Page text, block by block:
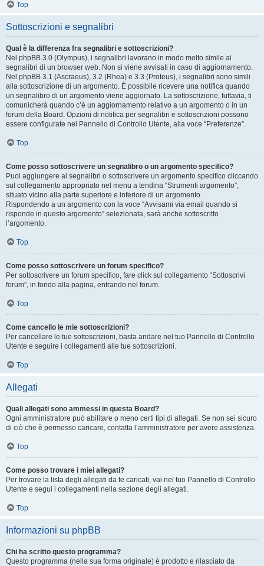
Top
Sottoscrizioni e segnalibri
Qual è la differenza fra segnalibri e sottoscrizioni?
Nel phpBB 3.0 (Olympus), i segnalibri lavorano in modo molto simile ai
segnalibri di un browser web. Non si viene avvisati in caso di aggiornamento.
Nel phpBB 3.1 (Ascraeus), 3.2 (Rhea) e 3.3 (Proteus), i segnalibri sono simili
alla sottoscrizione di un argomento. È possibile ricevere una notifica quando
un segnalibro di un argomento viene aggiornato. La sottoscrizione, tuttavia, ti
comunicherà quando c’è un aggiornamento relativo a un argomento o in un
forum della Board. Opzioni di notifica per segnalibri e sottoscrizioni possono
essere configurate nel Pannello di Controllo Utente, alla voce “Preferenze”.
Top
Come posso sottoscrivere un segnalibro o un argomento specifico?
Puoi aggiungere ai segnalibri o sottoscrivere un argomento specifico cliccando
sul collegamento appropriato nel menu a tendina “Strumenti argomento”,
situato vicino alla parte superiore e inferiore di un argomento.
Rispondendo a un argomento con la voce “Avvisami via email quando si
risponde in questo argomento” selezionata, sarà anche sottoscritto
l’argomento.
Top
Come posso sottoscrivere un forum specifico?
Per sottoscrivere un forum specifico, fare click sul collegamento “Sottoscrivi
forum”, in fondo alla pagina, entrando nel forum.
Top
Come cancello le mie sottoscrizioni?
Per cancellare le tue sottoscrizioni, basta andare nel tuo Pannello di Controllo
Utente e seguire i collegamenti alle tue sottoscrizioni.
Top
Allegati
Quali allegati sono ammessi in questa Board?
Ogni amministratore può abilitare o meno certi tipi di allegati. Se non sei sicuro
di ciò che è permesso caricare, contatta l’amministratore per avere assistenza.
Top
Come posso trovare i miei allegati?
Per trovare la lista degli allegati da te caricati, vai nel tuo Pannello di Controllo
Utente e segui i collegamenti nella sezione degli allegati.
Top
Informazioni su phpBB
Chi ha scritto questo programma?
Questo programma (nella sua forma originale) è prodotto e rilasciato da